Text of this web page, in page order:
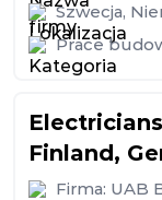
Szwecja,
Prace
Finland,
Firma: UAB